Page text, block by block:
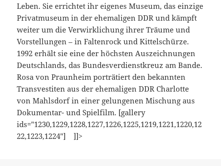
Leben. Sie errichtet ihr eigenes Museum, das einzige
Privatmuseum in der ehemaligen DDR und kämpft
weiter um die Verwirklichung ihrer Träume und
Vorstellungen – in Faltenrock und Kittelschürze.
1992 erhält sie eine der höchsten Auszeichnungen
Deutschlands, das Bundesverdienstkreuz am Bande.
Rosa von Praunheim porträtiert den bekannten
Transvestiten aus der ehemaligen DDR Charlotte
von Mahlsdorf in einer gelungenen Mischung aus
Dokumentar- und Spielfilm. [gallery
ids="1230,1229,1228,1227,1226,1225,1219,1221,1220,12
22,1223,1224"] ]]>